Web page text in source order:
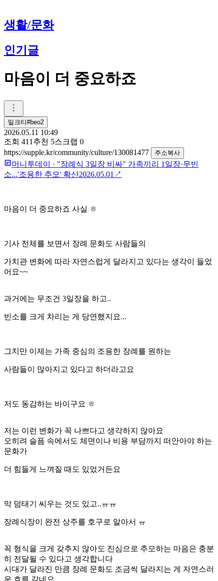
생활/문화
인기글
마음이 더 중요하죠
밀크티#beo2
2026.05.11 10:49
조회 411 추천 5스크랩 0
https://supple.kr/community/culture/130081477
주소복사
머니투데이 · "장례식 3일장 비싸" 가족끼리 1일장·무빈
소...'조용한 추모' 확산2026.05.01 ↗
마음이 더 중요하죠 사실 ㅎ
기사 전체를 보면서 장례 문화도 사람들의
가치관 변화에 따라 자연스럽게 달라지고 있다는 생각이 들었
어요~~
과거에는 무조건 3일장을 하고..
빈소를 크게 차리는 게 당연했지요...
그치만 이제는 가족 중심의 조용한 장례를 원하는
사람들이 많아지고 있다고 하더라고요
저도 동감하는 바이구요 ㅎ
저는 이런 변화가 꼭 나쁘다고 생각하지 않아요
오히려 슬픔 속에서도 체면이나 비용 부담까지 떠안아야 하는
문화가
더 힘들게 느껴질 때도 있었거든요
막 덤태기 씨우는 것도 있고..ㅠㅠ
장례식장이 완전 상주를 호구로 알아서 ㅠ
꼭 형식을 크게 갖추지 않아도 진심으로 추모하는 마음은 충분
히 전달될 수 있다고 생각합니다
시대가 달라진 만큼 장례 문화도 조금씩 달라지는 게 자연스러
운 흐름 같네요